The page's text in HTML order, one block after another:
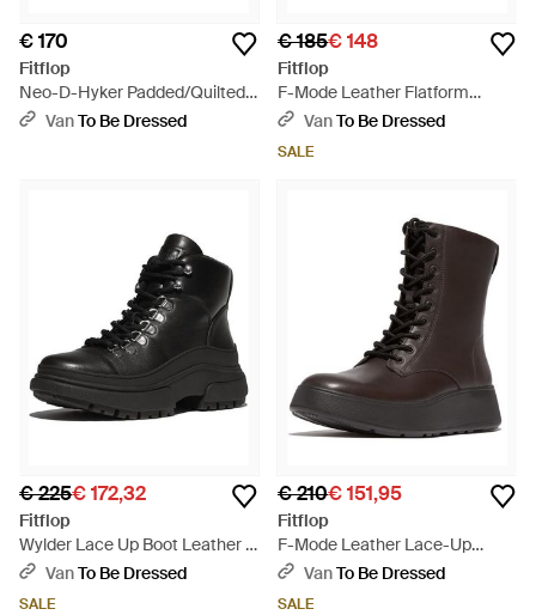
€ 170
Fitflop
Neo-D-Hyker Padded/Quilted
Boot Short (Zip) - Zwart
VanTo Be Dressed
€ 185€ 148
Fitflop
F-Mode Leather Flatform
Chelsea Boots - Bruin
VanTo Be Dressed
SALE
€ 225€ 172,32
Fitflop
Wylder Lace Up Boot Leather -
Zwart
VanTo Be Dressed
SALE
€ 210€ 151,95
Fitflop
F-Mode Leather Lace-Up
Flatform Ankle Boots - Zwart
VanTo Be Dressed
SALE